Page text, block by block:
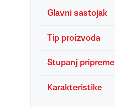
Glavni sastojak
Tip proizvoda
Stupanj pripreme
Karakteristike